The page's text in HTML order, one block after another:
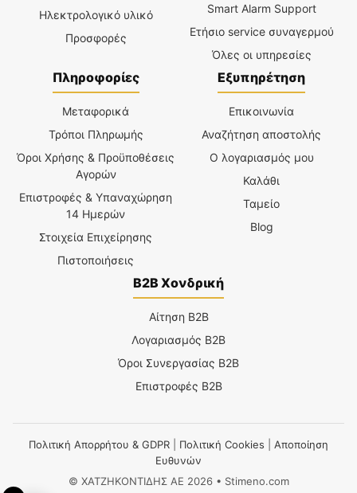
Ηλεκτρολογικό υλικό
Προσφορές
Smart Alarm Support
Ετήσιο service συναγερμού
Όλες οι υπηρεσίες
Πληροφορίες
Μεταφορικά
Τρόποι Πληρωμής
Όροι Χρήσης & Προϋποθέσεις
Αγορών
Επιστροφές & Υπαναχώρηση
14 Ημερών
Στοιχεία Επιχείρησης
Πιστοποιήσεις
Εξυπηρέτηση
Επικοινωνία
Αναζήτηση αποστολής
Ο λογαριασμός μου
Καλάθι
Ταμείο
Blog
B2B Χονδρική
Αίτηση B2B
Λογαριασμός B2B
Όροι Συνεργασίας B2B
Επιστροφές B2B
Πολιτική Απορρήτου & GDPR Πολιτική Cookies
Αποποίηση
Ευθυνών
© ΧΑΤΖΗΚΟΝΤΙΔΗΣ ΑΕ 2026 • Stimeno.com